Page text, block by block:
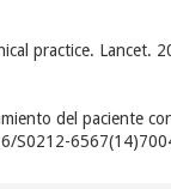
practice. Lancet.
del paciente
S0212-